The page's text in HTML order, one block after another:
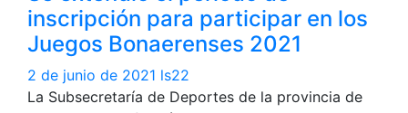
inscripción para participar en los
Juegos Bonaerenses 2021
2 de junio de 2021 ls22
La Subsecretaría de Deportes de la provincia de